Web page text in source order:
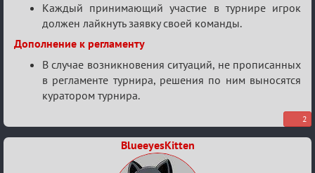
Каждый принимающий участие в турнире игрок
должен лайкнуть заявку своей команды.
Дополнение к регламенту
В случае возникновения ситуаций, не прописанных
в регламенте турнира, решения по ним выносятся
куратором турнира.
2
BlueeyesKitten